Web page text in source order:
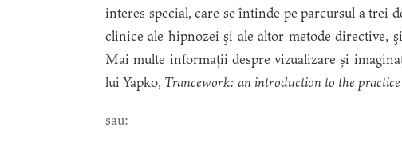
interes special, care se întinde pe parcursul a trei
clinice ale hipnozei şi ale altor metode directive,
Mai multe informații despre vizualizare și
lui Yapko, Trancework: an introduction to the
sau: